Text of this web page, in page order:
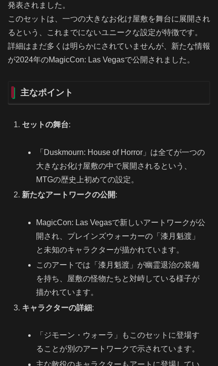
発表されました。
このセットは、一つの大きなお化け屋敷を舞台に展開され
るという、これまでにないユニークな設定が特徴です。
詳細はまだ多くは明らかにされていませんが、新たな情報
が2024年のMagicCon: Las Vegasで公開されました。
主なポイント
セットの舞台:
「Duskmourn: House of Horror」は全てが一つの
大きなお化け屋敷の中で展開されるという、
MTGの歴史上初めての設定。
新たなアートワークの公開:
MagicCon: Las Vegasで新しいアートワークが公
開され、プレインズウォーカーの「漆月魁渡」
と未知のキャラクターが描かれています。
このアートでは「漆月魁渡」が幽霊退治の装備
を持ち、屋敷の怪物たちと対峙している様子が
描かれています。
キャラクターの詳細:
「ジモーン・ウォーラ」もこのセットに登場す
ることが別のアートワークで示されています。
主な敵役のキャラクターもアートに登場してい